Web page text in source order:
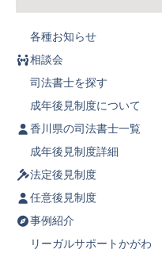
各種お知らせ
相談会
司法書士を探す
成年後見制度について
香川県の司法書士一覧
成年後見制度詳細
法定後見制度
任意後見制度
事例紹介
リーガルサポートかがわ